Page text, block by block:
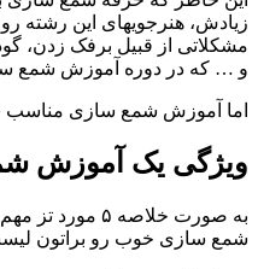
زیادش، هنرجویهای این رشته
مشکلاتی از قبیل برفک زدن،
و … که در دوره آموزش شمع
اما آموزش شمع سازی مناسب
ویژگی یک آموزش
به صورت خلاصه
شمع سازی خوب رو براتون